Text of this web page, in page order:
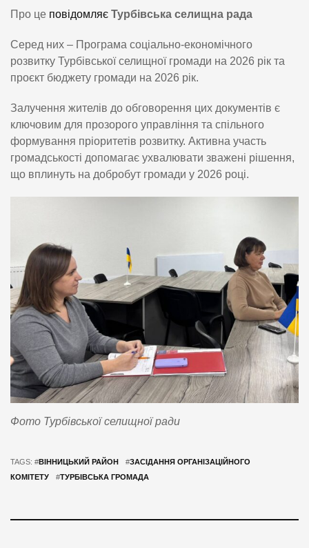
Про це повідомляє Турбівська селищна рада
Серед них – Програма соціально-економічного
розвитку Турбівської селищної громади на 2026 рік та
проєкт бюджету громади на 2026 рік.
Залучення жителів до обговорення цих документів є
ключовим для прозорого управління та спільного
формування пріоритетів розвитку. Активна участь
громадськості допомагає ухвалювати зважені рішення,
що вплинуть на добробут громади у 2026 році.
Фото Турбівської селищної ради
TAGS: #ВІННИЦЬКИЙ РАЙОН #ЗАСІДАННЯ ОРГАНІЗАЦІЙНОГО
КОМІТЕТУ
#ТУРБІВСЬКА ГРОМАДА